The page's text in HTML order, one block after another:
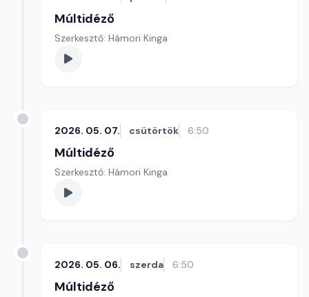
Múltidéző
Szerkesztő: Hámori Kinga
2026. 05. 07. csütörtök 6:50
Múltidéző
Szerkesztő: Hámori Kinga
2026. 05. 06. szerda 6:50
Múltidéző